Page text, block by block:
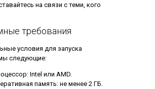
на связи с теми, кого
требования
условия для запуска
следующие:
Intel или AMD.
память: не менее 2 ГБ.